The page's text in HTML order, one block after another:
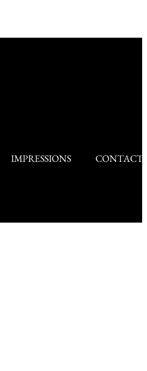
IMPRESSIONS CONTACT